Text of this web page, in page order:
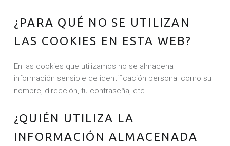
¿PARA QUÉ NO SE UTILIZAN
LAS COOKIES EN ESTA WEB?
En las cookies que utilizamos no se almacena
información sensible de identificación personal como su
nombre, dirección, tu contraseña, etc...
¿QUIÉN UTILIZA LA
INFORMACIÓN ALMACENADA